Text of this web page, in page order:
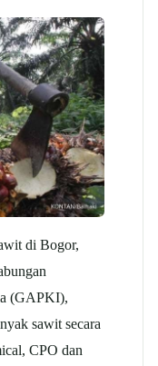
di Bogor,
(GAPKI),
sawit secara
CPO dan